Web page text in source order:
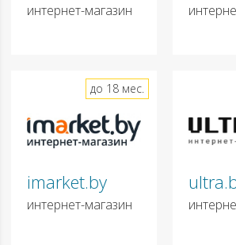
интернет-магазин
imarket.by
интернет-магазин
до 18 мес.